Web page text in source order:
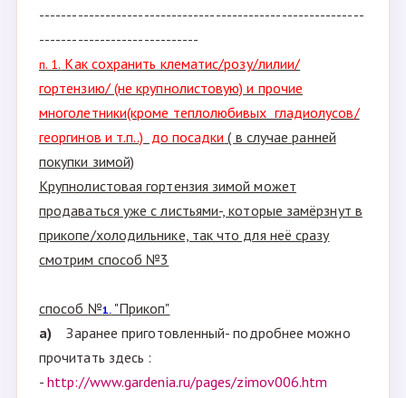
-----------------------------------------------------------
-----------------------------
п. 1. Как сохранить клематис/розу/лилии/
гортензию/ (не крупнолистовую) и прочие
многолетники(кроме теплолюбивых гладиолусов/
георгинов и т.п..) до посадки ( в случае ранней
покупки зимой)
Крупнолистовая гортензия зимой может
продаваться уже с листьями-, которые замёрзнут в
прикопе/холодильнике, так что для неё сразу
смотрим способ №3
способ №1. "Прикоп"
а)
Заранее приготовленный- подробнее можно
прочитать здесь :
-http://www.gardenia.ru/pages/zimov006.htm